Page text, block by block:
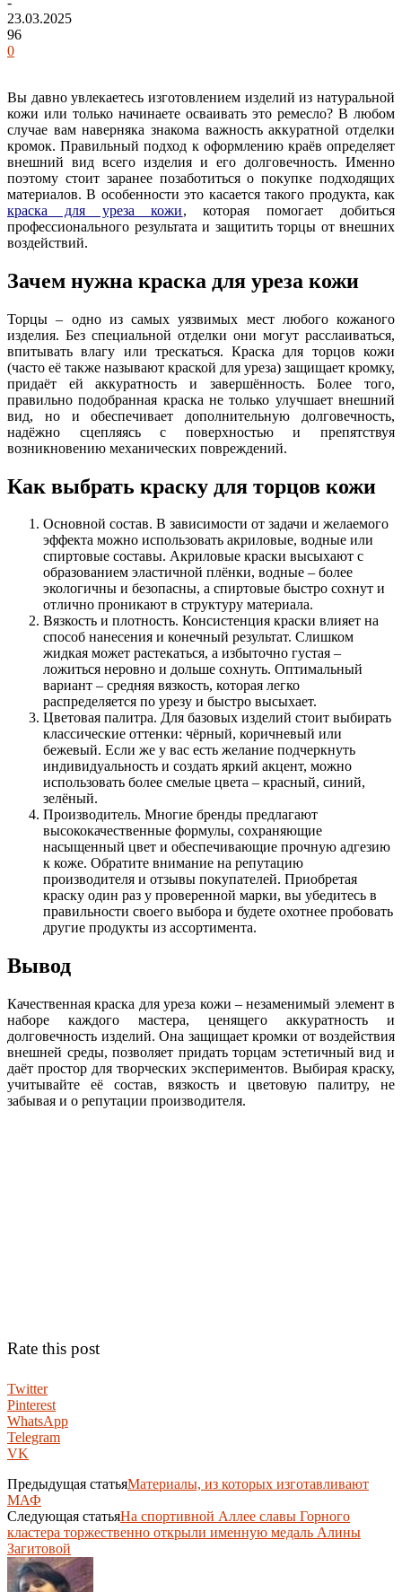
23.03.2025
96
0
Вы давно увлекаетесь изготовлением изделий из натуральной
кожи или только начинаете осваивать это ремесло? В любом
случае вам наверняка знакома важность аккуратной отделки
кромок. Правильный подход к оформлению краёв определяет
внешний вид всего изделия и его долговечность. Именно
поэтому стоит заранее позаботиться о покупке подходящих
материалов. В особенности это касается такого продукта, как
краска для уреза кожи, которая помогает добиться
профессионального результата и защитить торцы от внешних
воздействий.
Зачем нужна краска для уреза кожи
Торцы – одно из самых уязвимых мест любого кожаного
изделия. Без специальной отделки они могут расслаиваться,
впитывать влагу или трескаться. Краска для торцов кожи
(часто её также называют краской для уреза) защищает кромку,
придаёт ей аккуратность и завершённость. Более того,
правильно подобранная краска не только улучшает внешний
вид, но и обеспечивает дополнительную долговечность,
надёжно сцепляясь с поверхностью и препятствуя
возникновению механических повреждений.
Как выбрать краску для торцов кожи
Основной состав. В зависимости от задачи и желаемого
эффекта можно использовать акриловые, водные или
спиртовые составы. Акриловые краски высыхают с
образованием эластичной плёнки, водные – более
экологичны и безопасны, а спиртовые быстро сохнут и
отлично проникают в структуру материала.
Вязкость и плотность. Консистенция краски влияет на
способ нанесения и конечный результат. Слишком
жидкая может растекаться, а избыточно густая –
ложиться неровно и дольше сохнуть. Оптимальный
вариант – средняя вязкость, которая легко
распределяется по урезу и быстро высыхает.
Цветовая палитра. Для базовых изделий стоит выбирать
классические оттенки: чёрный, коричневый или
бежевый. Если же у вас есть желание подчеркнуть
индивидуальность и создать яркий акцент, можно
использовать более смелые цвета – красный, синий,
зелёный.
Производитель. Многие бренды предлагают
высококачественные формулы, сохраняющие
насыщенный цвет и обеспечивающие прочную адгезию
к коже. Обратите внимание на репутацию
производителя и отзывы покупателей. Приобретая
краску один раз у проверенной марки, вы убедитесь в
правильности своего выбора и будете охотнее пробовать
другие продукты из ассортимента.
Вывод
Качественная краска для уреза кожи – незаменимый элемент в
наборе каждого мастера, ценящего аккуратность и
долговечность изделий. Она защищает кромки от воздействия
внешней среды, позволяет придать торцам эстетичный вид и
даёт простор для творческих экспериментов. Выбирая краску,
учитывайте её состав, вязкость и цветовую палитру, не
забывая и о репутации производителя.
Rate this post
Twitter
Pinterest
WhatsApp
Telegram
VK
Предыдущая статьяМатериалы, из которых изготавливают
МАФ
Следующая статьяНа спортивной Аллее славы Горного
кластера торжественно открыли именную медаль Алины
Загитовой